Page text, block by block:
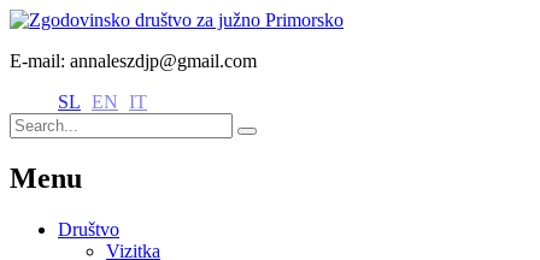
E-mail: annaleszdjp@gmail.com
SL EN IT
Menu
Društvo
Vizitka